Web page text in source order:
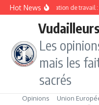
Aller au contenu
Hot NewsImmigration de travail :
Les
mais les
sacrés
Opinions Union